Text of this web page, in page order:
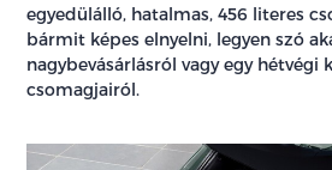
egyedülálló, hatalmas, 456 literes
bármit képes elnyelni, legyen szó
nagybevásárlásról vagy egy hétvégi
csomagjairól.